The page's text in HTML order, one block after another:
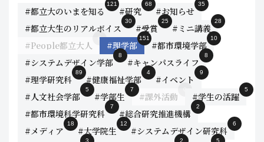
#都立大のいまを知る
121
#研究
68
#お知らせ
35
#都立大生のリアルボイス
30
#受賞
25
#ミニ講義
28
#People都立大人
0
#理学部
151
#都市環境学部
10
#システムデザイン学部
8
#キャンパスライフ
8
#理学研究科
89
#健康福祉学部
4
#イベント
9
#人文社会学部
5
#学部生
7
#課外活動 #学生の活躍
5
#都市環境科学研究科
7
#総合研究推進機構
2
#メディア
18
#大学院生
12
#システムデザイン研究科
6
3 2 5